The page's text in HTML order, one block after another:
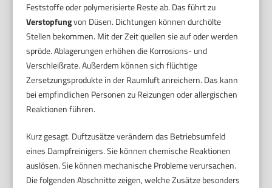
Feststoffe oder polymerisierte Reste ab. Das führt zu
Verstopfungvon Düsen. Dichtungen können durchölte
Stellen bekommen. Mit der Zeit quellen sie auf oder werden
spröde. Ablagerungen erhöhen die Korrosions- und
Verschleißrate. Außerdem können sich flüchtige
Zersetzungsprodukte in der Raumluft anreichern. Das kann
bei empfindlichen Personen zu Reizungen oder allergischen
Reaktionen führen.
Kurz gesagt. Duftzusätze verändern das Betriebsumfeld
eines Dampfreinigers. Sie können chemische Reaktionen
auslösen. Sie können mechanische Probleme verursachen.
Die folgenden Abschnitte zeigen, welche Zusätze besonders